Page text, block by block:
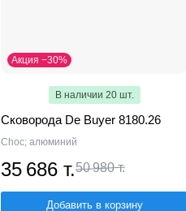
Акция −30%
В наличии 20 шт.
Сковорода De Buyer 8180.26
Choc; алюминий
35 686 т.50 980 т.
Добавить в корзину